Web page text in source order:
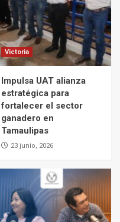
Victoria
Impulsa UAT alianza
estratégica para
fortalecer el sector
ganadero en
Tamaulipas
23 junio, 2026